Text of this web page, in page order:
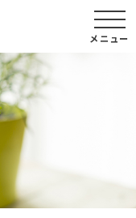
メニュー